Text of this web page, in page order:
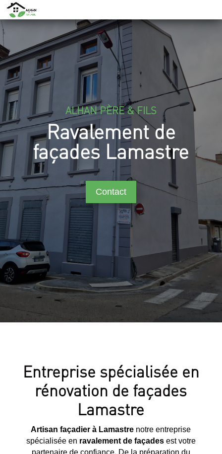
ALHAN PÈRE & FILS
Ravalement de
façades Lamastre
Contact
Entreprise spécialisée en
rénovation de façades
Lamastre
Artisan façadier à Lamastre notre entreprise
spécialisée en ravalement de façadesest votre
partenaire de confiance. De la préparation du